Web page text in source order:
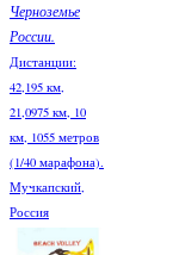
Черноземье
России.
Дистанции:
42,195 км,
21,0975 км, 10
км, 1055 метров
(1/40 марафона).
Мучкапский,
Россия